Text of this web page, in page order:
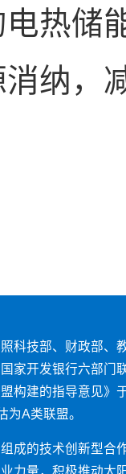
热储
纳，
科技部、财政部、
家开发银行六部门
构建的指导意见》
为A类联盟。
成的技术创新型合
力量，积极推动太